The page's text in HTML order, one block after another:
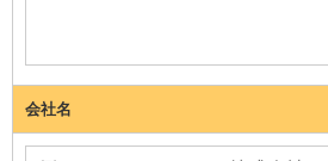
会社名